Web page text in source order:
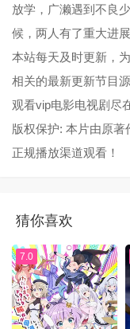
放学，广濑遇到不良
候，两人有了重大进
本站每天及时更新，
相关的最新更新节目
观看vip电影电视剧尽
版权保护: 本片由原
正规播放渠道观看！
猜你喜欢
7.0